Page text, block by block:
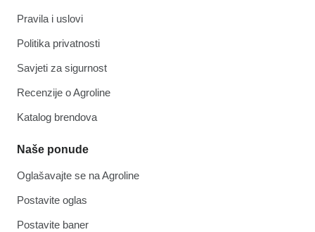
Pravila i uslovi
Politika privatnosti
Savjeti za sigurnost
Recenzije o Agroline
Katalog brendova
Naše ponude
Oglašavajte se na Agroline
Postavite oglas
Postavite baner